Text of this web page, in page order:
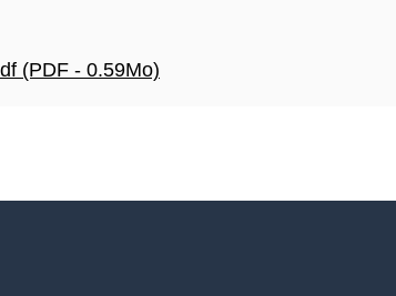
(PDF - 0.59Mo)